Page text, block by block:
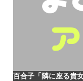
百合子「隣に座る貴